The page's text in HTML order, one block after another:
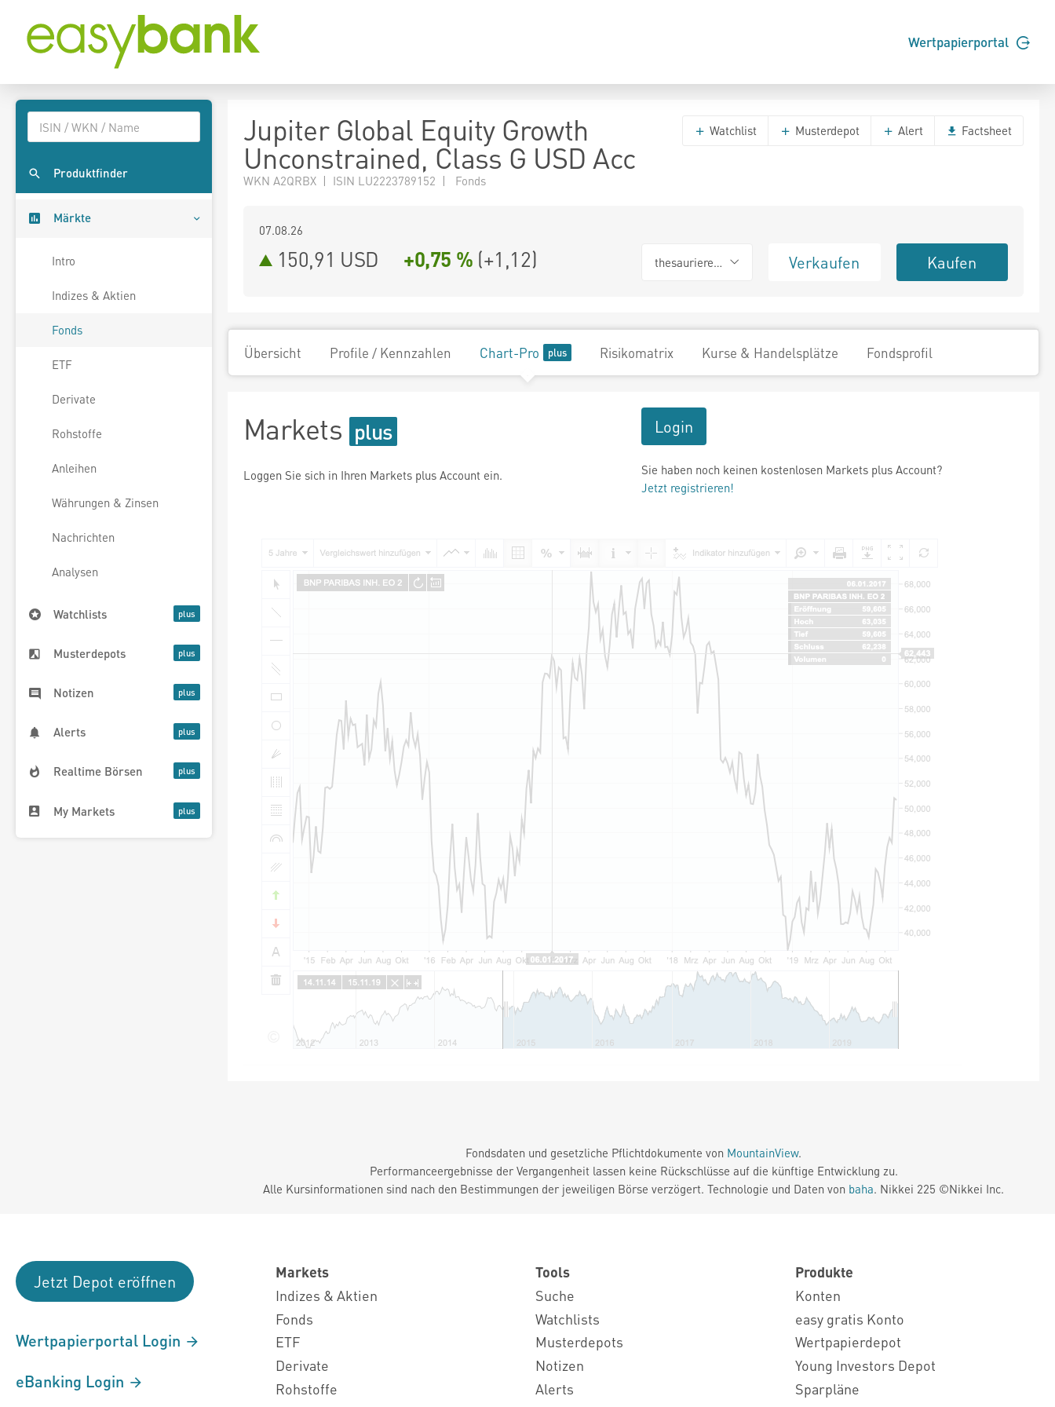
Wertpapierportal
Produktfinder
Märkte
Intro
Indizes & Aktien
Fonds
ETF
Derivate
Rohstoffe
Anleihen
Währungen & Zinsen
Nachrichten
Analysen
Watchlists
Musterdepots
Notizen
Alerts
Realtime Börsen
My Markets
Jupiter Global Equity Growth
Unconstrained, Class G USD Acc
WKN A2QRBX | ISIN LU2223789152 | Fonds
Watchlist Musterdepot Alert Factsheet
07.08.26
150,91 USD +0,75 % (+1,12) thesaurierend Verkaufen Kaufen
Übersicht Profile / Kennzahlen Chart-Pro Risikomatrix Kurse & Handelsplätze Fondsprofil
Markets
Loggen Sie sich in Ihren Markets plus Account ein.
Login
Sie haben noch keinen kostenlosen Markets plus Account?
Jetzt registrieren!
Fondsdaten und gesetzliche Pflichtdokumente von MountainView.
Performanceergebnisse der Vergangenheit lassen keine Rückschlüsse auf die künftige Entwicklung zu.
Alle Kursinformationen sind nach den Bestimmungen der jeweiligen Börse verzögert. Technologie und Daten von baha. Nikkei 225 ©Nikkei Inc.
Jetzt Depot eröffnen
Wertpapierportal Login
eBanking Login
Markets
Indizes & Aktien
Fonds
ETF
Derivate
Rohstoffe
Tools
Suche
Watchlists
Musterdepots
Notizen
Alerts
Produkte
Konten
easy gratis Konto
Wertpapierdepot
Young Investors Depot
Sparpläne